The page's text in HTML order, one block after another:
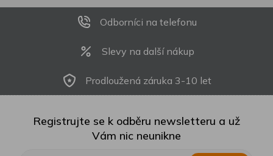
Odborníci na telefonu
Slevy na další nákup
Prodloužená záruka 3-10 let
Registrujte se k odběru newsletteru a už
Vám nic neunikne